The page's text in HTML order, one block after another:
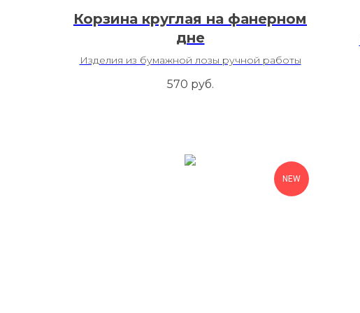
Корзина круглая на фанерном
дне
Изделия из бумажной лозы ручной работы
570 руб.
NEW